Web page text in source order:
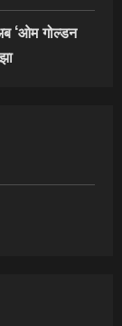
‘ओम गोल्डन